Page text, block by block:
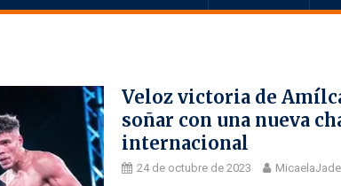
Veloz victoria de
soñar con una nueva
internacional
24 de octubre de 2023